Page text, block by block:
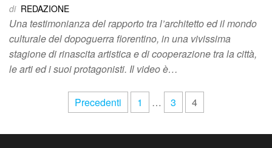
di REDAZIONE
Una testimonianza del rapporto tra l’architetto ed il mondo
culturale del dopoguerra fiorentino, in una vivissima
stagione di rinascita artistica e di cooperazione tra la città,
le arti ed i suoi protagonisti. Il video è…
Paginazione
Precedenti 1 … 3 4